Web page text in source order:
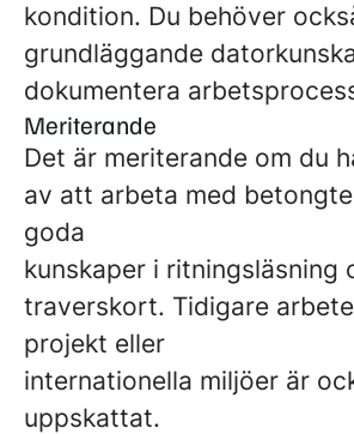
kondition. Du behöver
grundläggande
dokumentera
Meriterande
Det är meriterande om du
av att arbeta med
goda
kunskaper i ritningsläsning
traverskort. Tidigare
projekt eller
internationella miljöer är
uppskattat.